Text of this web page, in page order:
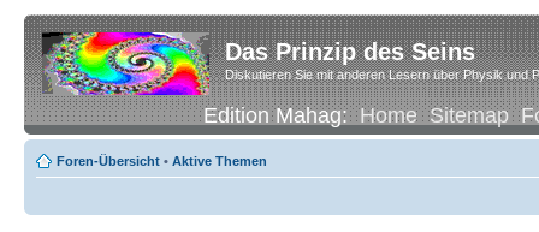
Das Prinzip des Seins
Diskutieren Sie mit anderen Lesern über Physik und
Edition Mahag:Home Sitemap
Foren-Übersicht • Aktive Themen